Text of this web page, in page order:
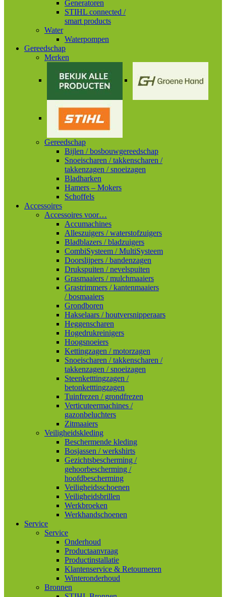
Generatoren
STIHL connected /
smart products
Water
Waterpompen
Gereedschap
Merken
Gereedschap
Bijlen / bosbouwgereedschap
Snoeischaren / takkenscharen /
takkenzagen / snoeizagen
Bladharken
Hamers – Mokers
Schoffels
Accessoires
Accessoires voor…
Accumachines
Alleszuigers / waterstofzuigers
Bladblazers / bladzuigers
CombiSysteem / MultiSysteem
Doorslijpers / bandenzagen
Drukspuiten / nevelspuiten
Grasmaaiers / mulchmaaiers
Grastrimmers / kantenmaaiers
/ bosmaaiers
Grondboren
Hakselaars / houtversnipperaars
Heggenscharen
Hogedrukreinigers
Hoogsnoeiers
Kettingzagen / motorzagen
Snoeischaren / takkenscharen /
takkenzagen / snoeizagen
Steenketttingzagen /
betonketttingzagen
Tuinfrezen / grondfrezen
Verticuteermachines /
gazonbeluchters
Zitmaaiers
Veiligheidskleding
Beschermende kleding
Bosjassen / werkshirts
Gezichtsbescherming /
gehoorbescherming /
hoofdbescherming
Veiligheidsschoenen
Veiligheidsbrillen
Werkbroeken
Werkhandschoenen
Service
Service
Onderhoud
Productaanvraag
Productinstallatie
Klantenservice & Retourneren
Winteronderhoud
Bronnen